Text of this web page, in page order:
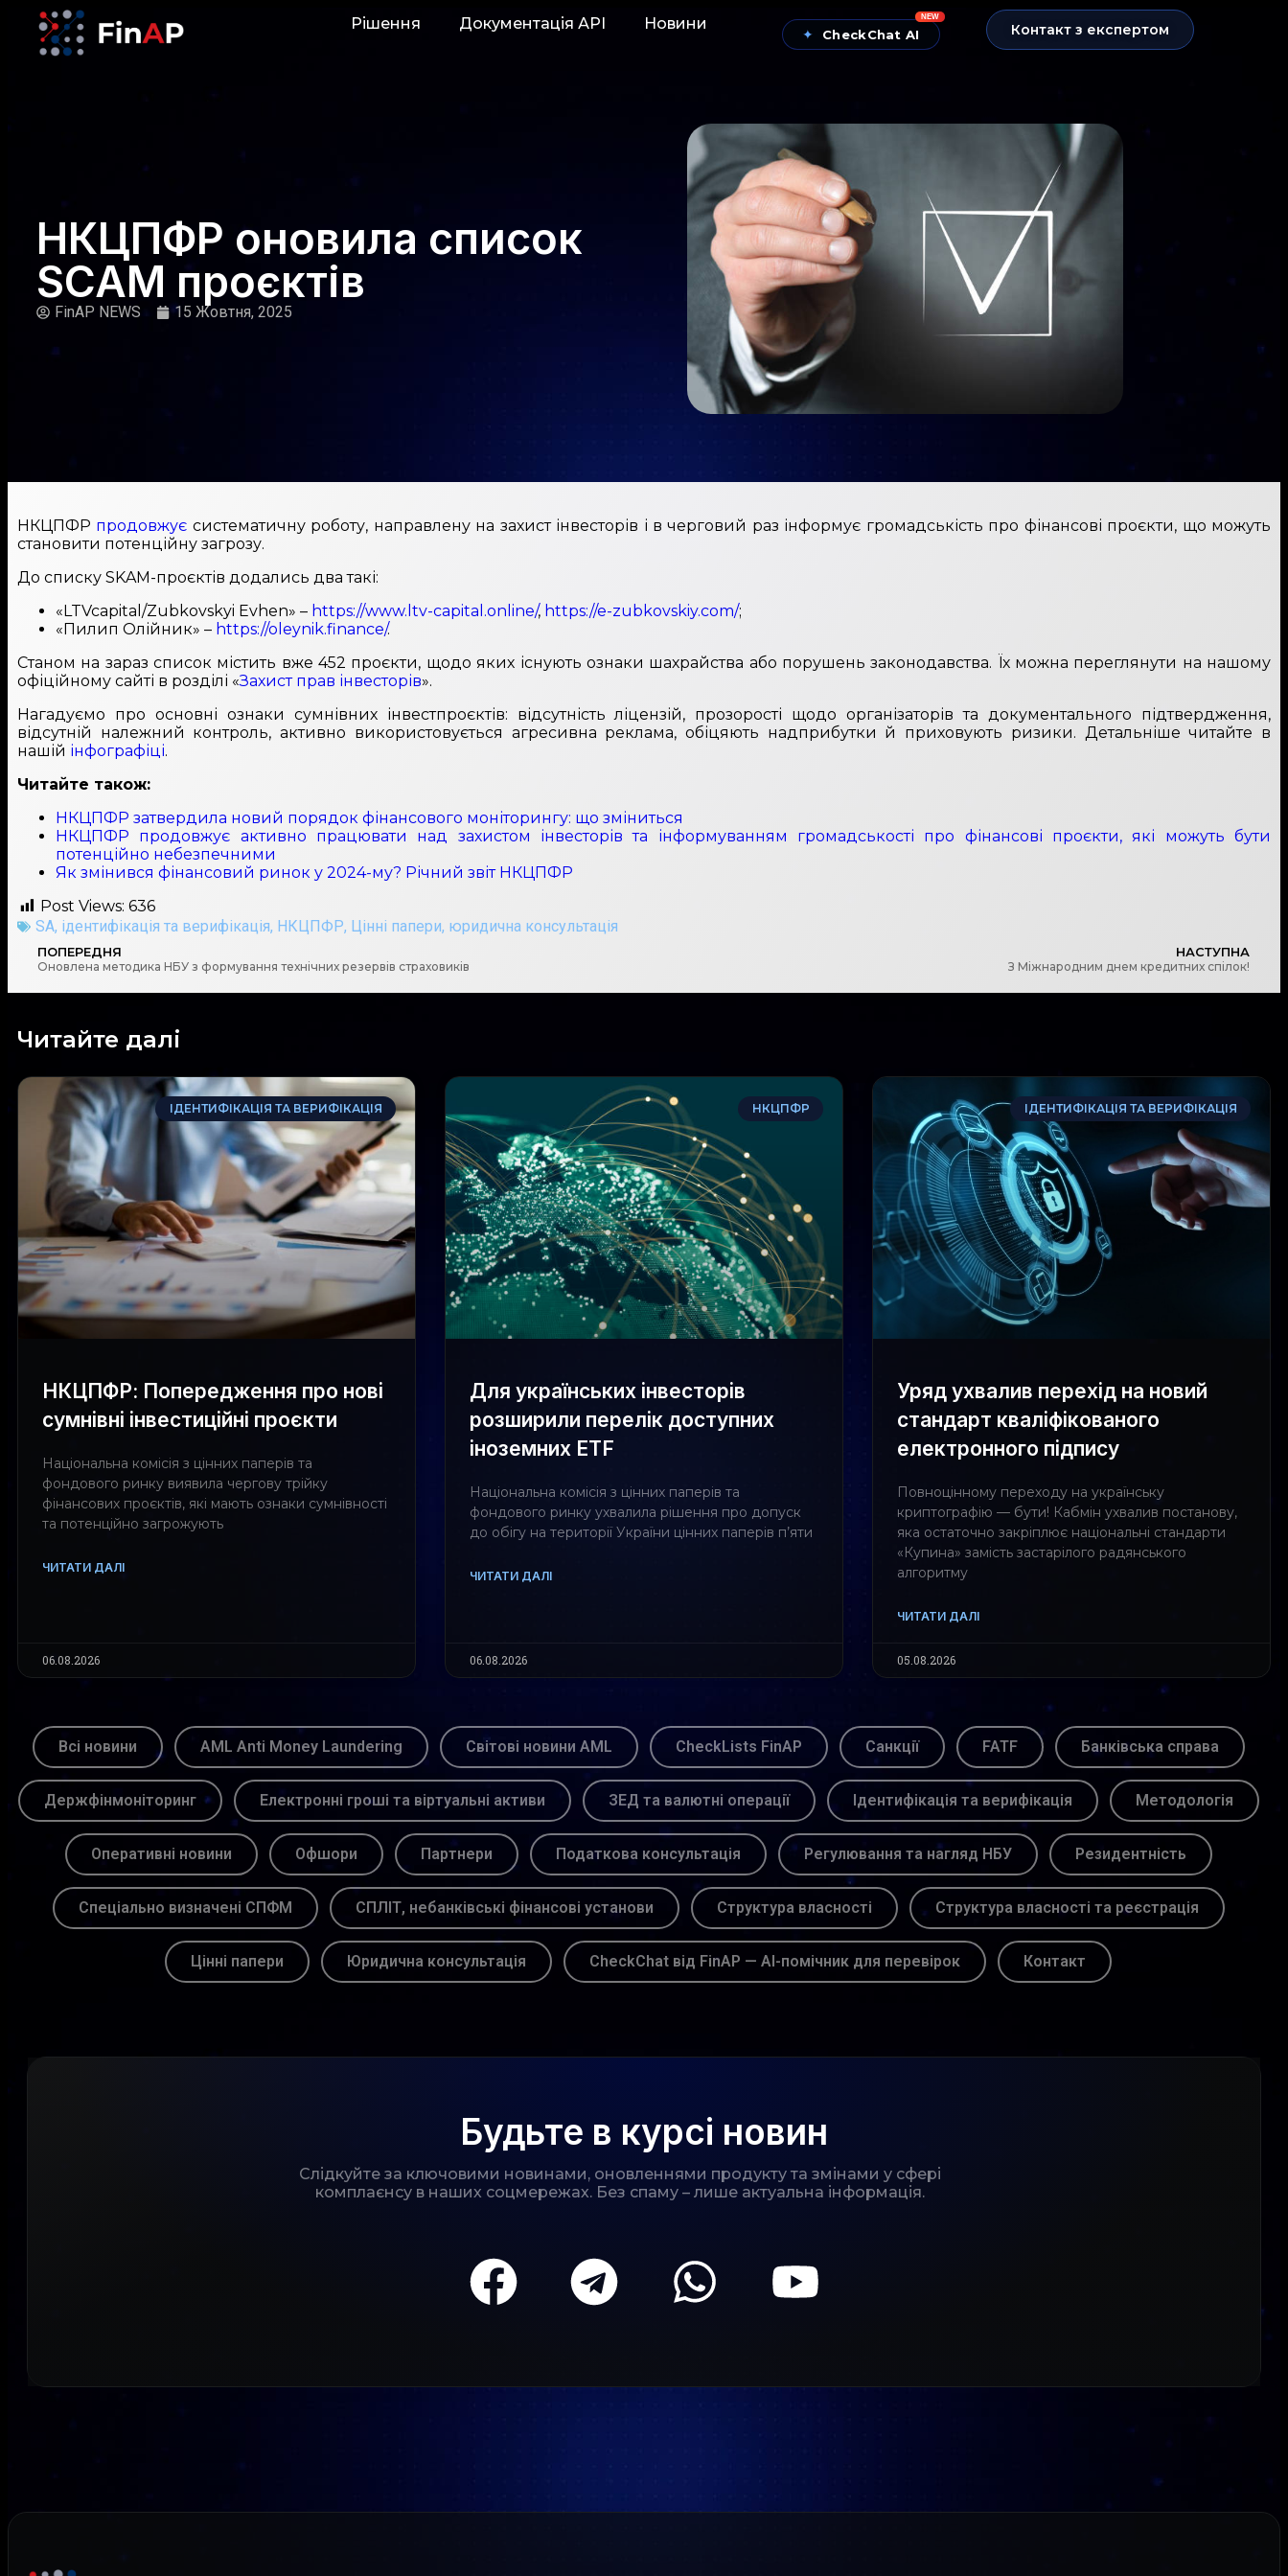
Рішення Документація АРІ Новини
✦ CheckChat AI
NEW
Контакт з експертом
НКЦПФР оновила список
SCAM проєктів
FinAP NEWS 15 Жовтня, 2025
НКЦПФР продовжує систематичну роботу, направлену на захист інвесторів і в черговий раз інформує громадськість про фінансові проєкти, що можуть
становити потенційну загрозу.
До списку SKAM-проєктів додались два такі:
«LTVcapital/Zubkovskyi Evhen» – https://www.ltv-capital.online/, https://e-zubkovskiy.com/;
«Пилип Олійник» – https://oleynik.finance/.
Станом на зараз список містить вже 452 проєкти, щодо яких існують ознаки шахрайства або порушень законодавства. Їх можна переглянути на нашому
офіційному сайті в розділі «Захист прав інвесторів».
Нагадуємо про основні ознаки сумнівних інвестпроєктів: відсутність ліцензій, прозорості щодо організаторів та документального підтвердження,
відсутній належний контроль, активно використовується агресивна реклама, обіцяють надприбутки й приховують ризики. Детальніше читайте в
нашій інфографіці.
Читайте також:
НКЦПФР затвердила новий порядок фінансового моніторингу: що зміниться
НКЦПФР продовжує активно працювати над захистом інвесторів та інформуванням громадськості про фінансові проєкти, які можуть бути
потенційно небезпечними
Як змінився фінансовий ринок у 2024-му? Річний звіт НКЦПФР
Post Views: 636
SA, ідентифікація та верифікація, НКЦПФР, Цінні папери, юридична консультація
ПОПЕРЕДНЯ
Оновлена методика НБУ з формування технічних резервів страховиків
НАСТУПНА
З Міжнародним днем кредитних спілок!
Читайте далі
ІДЕНТИФІКАЦІЯ ТА ВЕРИФІКАЦІЯ
НКЦПФР: Попередження про нові
сумнівні інвестиційні проєкти
Національна комісія з цінних паперів та
фондового ринку виявила чергову трійку
фінансових проєктів, які мають ознаки сумнівності
та потенційно загрожують
ЧИТАТИ ДАЛІ
06.08.2026
НКЦПФР
Для українських інвесторів
розширили перелік доступних
іноземних ETF
Національна комісія з цінних паперів та
фондового ринку ухвалила рішення про допуск
до обігу на території України цінних паперів п’яти
ЧИТАТИ ДАЛІ
06.08.2026
ІДЕНТИФІКАЦІЯ ТА ВЕРИФІКАЦІЯ
Уряд ухвалив перехід на новий
стандарт кваліфікованого
електронного підпису
Повноцінному переходу на українську
криптографію — бути! Кабмін ухвалив постанову,
яка остаточно закріплює національні стандарти
«Купина» замість застарілого радянського
алгоритму
ЧИТАТИ ДАЛІ
05.08.2026
Всі новини AML Anti Money Laundering Світові новини AML CheckLists FinAP Санкції FATF Банківська справа
Держфінмоніторинг Електронні гроші та віртуальні активи ЗЕД та валютні операції Ідентифікація та верифікація Методологія
Оперативні новини Офшори Партнери Податкова консультація Регулювання та нагляд НБУ Резидентність
Спеціально визначені СПФМ СПЛІТ, небанківські фінансові установи Структура власності Структура власності та реєстрація
Цінні папери Юридична консультація CheckChat від FinAP — AI-помічник для перевірок Контакт
Будьте в курсі новин
Слідкуйте за ключовими новинами, оновленнями продукту та змінами у сфері
комплаєнсу в наших соцмережах. Без спаму – лише актуальна інформація.